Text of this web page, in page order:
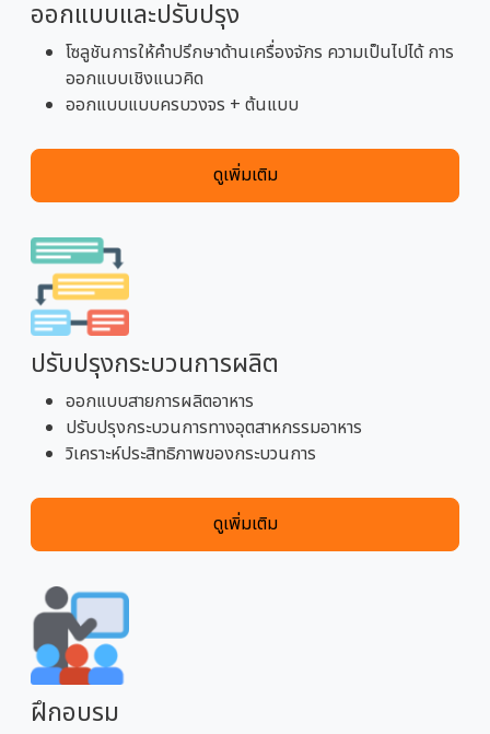
ออกแบบและปรับปรุง
โซลูชันการให้คำปรึกษาด้านเครื่องจักร ความเป็นไปได้ การ
ออกแบบเชิงแนวคิด
ออกแบบแบบครบวงจร + ต้นแบบ
ดูเพิ่มเติม
ปรับปรุงกระบวนการผลิต
ออกแบบสายการผลิตอาหาร
ปรับปรุงกระบวนการทางอุตสาหกรรมอาหาร
วิเคราะห์ประสิทธิภาพของกระบวนการ
ดูเพิ่มเติม
ฝึกอบรม